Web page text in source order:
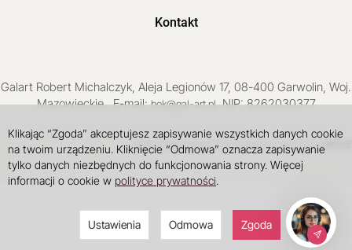
Kontakt
Galart Robert Michalczyk, Aleja Legionów 17, 08-400 Garwolin, Woj.
Mazowieckie,, E-mail:bok@gal-art.pl, NIP: 8262030377
Sklep internetowy SOTE projekt i wdrożenie
Klikając “Zgoda” akceptujesz zapisywanie wszystkich danych cookie
na twoim urządzeniu. Kliknięcie “Odmowa” oznacza zapisywanie
tylko danych niezbędnych do funkcjonowania strony. Więcej
informacji o cookie w polityce prywatności.
Ustawienia Odmowa Zgoda